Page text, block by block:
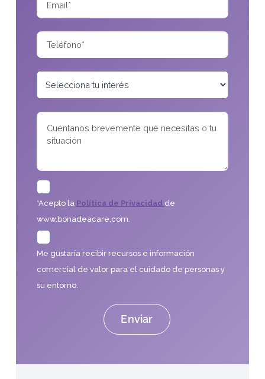
*Acepto la Política de Privacidad de
www.bonadeacare.com.
Me gustaría recibir recursos e información
comercial de valor para el cuidado de personas y
su entorno.